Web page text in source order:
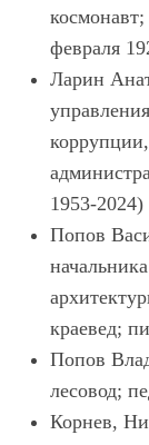
февраля
Ларин
1953-2024)
Попов
краевед;
Попов
лесовод;
Корнев,